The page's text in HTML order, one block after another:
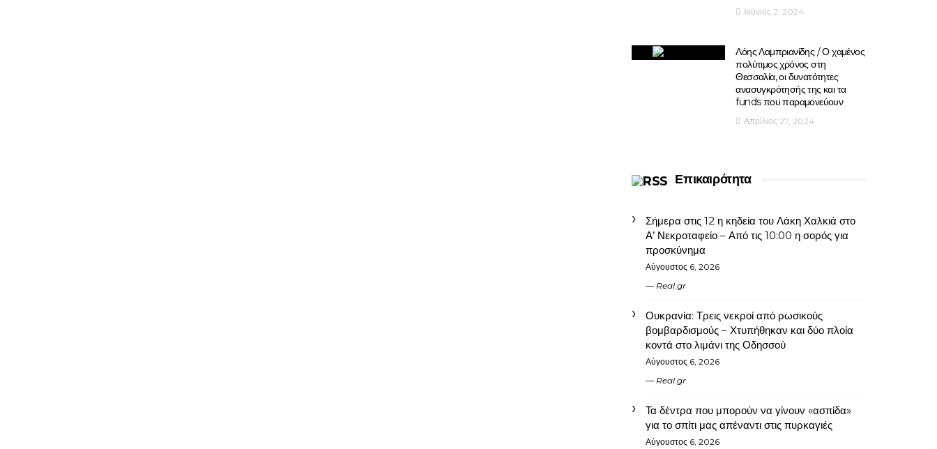
Ιούνιος 2, 2024
Λόης Λαμπριανίδης / Ο χαμένος
πολύτιμος χρόνος στη
Θεσσαλία, οι δυνατότητες
ανασυγκρότησής της και τα
funds που παραμονεύουν
Απρίλιος 27, 2024
Επικαιρότητα
Σήμερα στις 12 η κηδεία του Λάκη Χαλκιά στο
Α’ Νεκροταφείο – Από τις 10:00 η σορός για
προσκύνημα
Αύγουστος 6, 2026
Real.gr
Ουκρανία: Τρεις νεκροί από ρωσικούς
βομβαρδισμούς – Χτυπήθηκαν και δύο πλοία
κοντά στο λιμάνι της Οδησσού
Αύγουστος 6, 2026
Real.gr
Τα δέντρα που μπορούν να γίνουν «ασπίδα»
για το σπίτι μας απέναντι στις πυρκαγιές
Αύγουστος 6, 2026